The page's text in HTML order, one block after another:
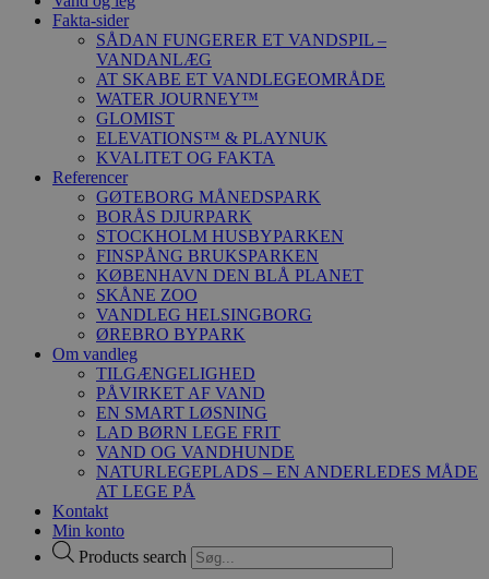
Fakta-sider
SÅDAN FUNGERER ET VANDSPIL –
VANDANLÆG
AT SKABE ET VANDLEGEOMRÅDE
WATER JOURNEY™
GLOMIST
ELEVATIONS™ & PLAYNUK
KVALITET OG FAKTA
Referencer
GØTEBORG MÅNEDSPARK
BORÅS DJURPARK
STOCKHOLM HUSBYPARKEN
FINSPÅNG BRUKSPARKEN
KØBENHAVN DEN BLÅ PLANET
SKÅNE ZOO
VANDLEG HELSINGBORG
ØREBRO BYPARK
Om vandleg
TILGÆNGELIGHED
PÅVIRKET AF VAND
EN SMART LØSNING
LAD BØRN LEGE FRIT
VAND OG VANDHUNDE
NATURLEGEPLADS – EN ANDERLEDES MÅDE
AT LEGE PÅ
Kontakt
Min konto
Products search